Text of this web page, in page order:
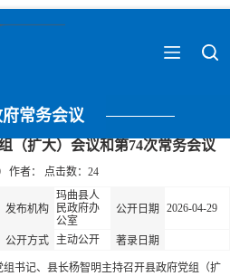
常务会议
（扩大）会议和第74次常务会议
作者： 点击数： 24
发布机构
玛曲县人
民政府办
公室
公开日期 2026-04-29
公开方式 主动公开 著录日期
书记、县长杨智明主持召开县政府党组（扩